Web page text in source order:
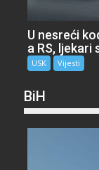
U nesreći
a RS,
USK Vijesti
BiH